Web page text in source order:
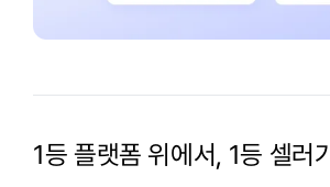
1등 플랫폼 위에서, 1등 셀러